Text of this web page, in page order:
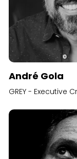
André Gola
GREY - Executive